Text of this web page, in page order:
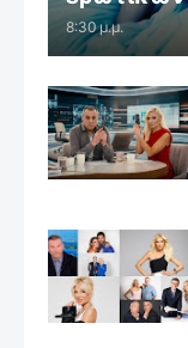
8:30 μ.μ.